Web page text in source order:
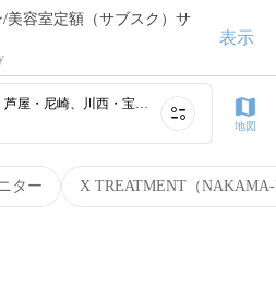
美容室定額（サブスク）サ
表示
ター X TREATMENT（
地図